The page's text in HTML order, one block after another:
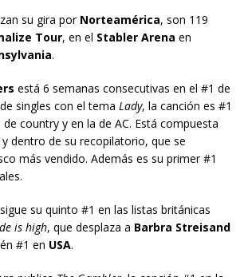
su gira por Norteamérica, son 119
Tour, en el Stabler Arena en
.
está 6 semanas consecutivas en el #1 de
singles con el tema Lady, la canción es #1
country y en la de AC. Está compuesta
y dentro de su recopilatorio, que se
más vendido. Además es su primer #1
su quinto #1 en las listas británicas
is high, que desplaza a Barbra Streisand
#1 en USA.